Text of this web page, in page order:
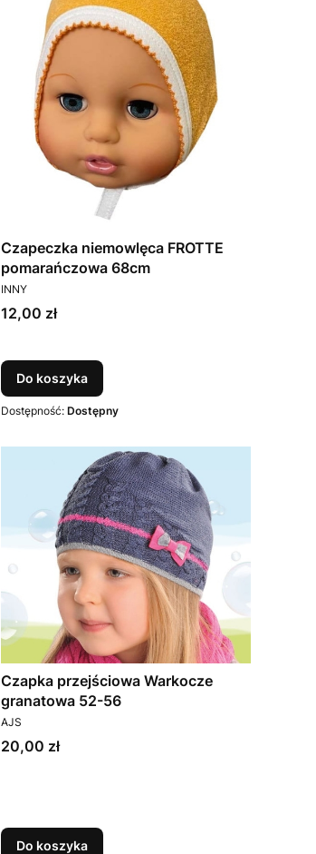
Czapeczka niemowlęca FROTTE
pomarańczowa 68cm
PRODUCENT
INNY
Cena
12,00 zł
Do koszyka
Dostępność: Dostępny
Czapka przejściowa Warkocze
granatowa 52-56
PRODUCENT
AJS
Cena
20,00 zł
Do koszyka